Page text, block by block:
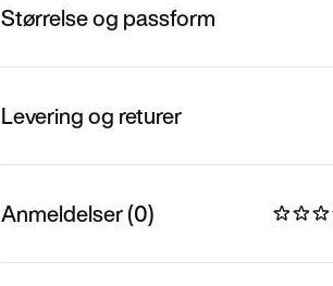
Størrelse og passform
Levering og returer
Anmeldelser (0)